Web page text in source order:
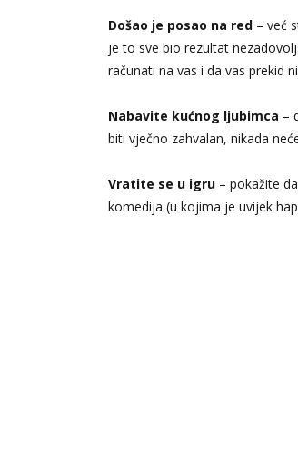
Došao je posao na red – već
je to sve bio rezultat
računati na vas i da vas prekid
Nabavite kućnog ljubimca –
biti vječno zahvalan, nikada
Vratite se u igru – pokažite
komedija (u kojima je uvijek